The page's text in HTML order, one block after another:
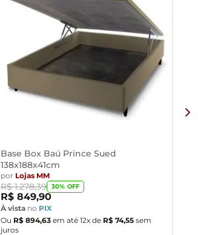
Base Box Baú Prince Sued
138x188x41cm
por Lojas MM
R$ 1.278,39 30% OFF
R$ 849,90
À vista no PIX
Ou R$ 894,63 em até 12x de R$ 74,55 sem
juros